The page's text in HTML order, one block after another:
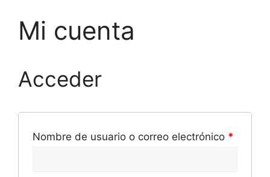
Mi cuenta
Acceder
Nombre de usuario o correo electrónico *